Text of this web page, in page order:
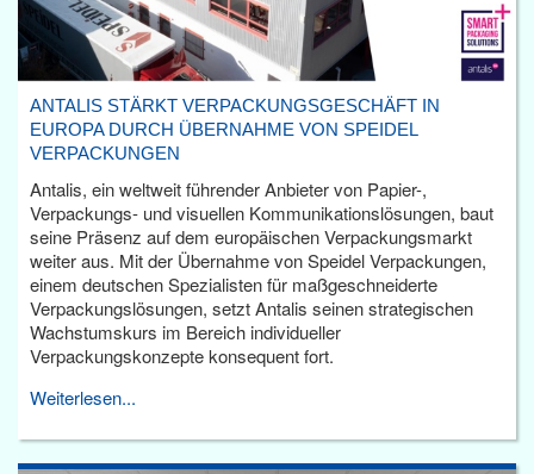
ANTALIS STÄRKT VERPACKUNGSGESCHÄFT IN
EUROPA DURCH ÜBERNAHME VON SPEIDEL
VERPACKUNGEN
Antalis, ein weltweit führender Anbieter von Papier-,
Verpackungs- und visuellen Kommunikationslösungen, baut
seine Präsenz auf dem europäischen Verpackungsmarkt
weiter aus. Mit der Übernahme von Speidel Verpackungen,
einem deutschen Spezialisten für maßgeschneiderte
Verpackungslösungen, setzt Antalis seinen strategischen
Wachstumskurs im Bereich individueller
Verpackungskonzepte konsequent fort.
Weiterlesen...